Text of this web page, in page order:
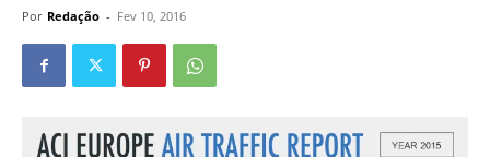
Por Redação - Fev 10, 2016